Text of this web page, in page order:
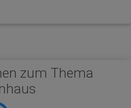
zum Thema